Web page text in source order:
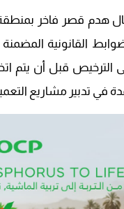
هدم قصر فاخر
القانونية
قبل أن يتم اتخاذ
تدبير مشاريع التعمير